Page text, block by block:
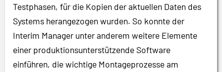
Testphasen, für die Kopien der aktuellen Daten des
Systems herangezogen wurden. So konnte der
Interim Manager unter anderem weitere Elemente
einer produktionsunterstützende Software
einführen, die wichtige Montageprozesse am